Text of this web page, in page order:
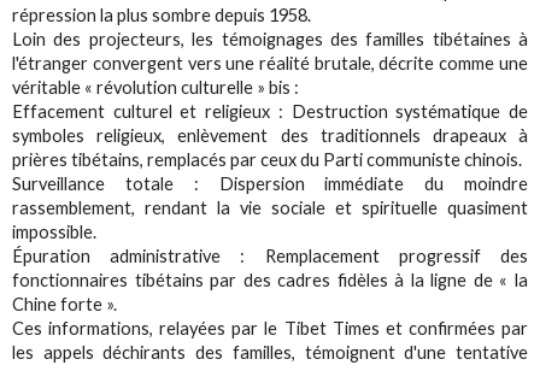
répression la plus sombre depuis 1958.
Loin des projecteurs, les témoignages des familles tibétaines à
l'étranger convergent vers une réalité brutale, décrite comme une
véritable « révolution culturelle » bis :
Effacement culturel et religieux : Destruction systématique de
symboles religieux, enlèvement des traditionnels drapeaux à
prières tibétains, remplacés par ceux du Parti communiste chinois.
Surveillance totale : Dispersion immédiate du moindre
rassemblement, rendant la vie sociale et spirituelle quasiment
impossible.
Épuration administrative : Remplacement progressif des
fonctionnaires tibétains par des cadres fidèles à la ligne de « la
Chine forte ».
Ces informations, relayées par le Tibet Times et confirmées par
les appels déchirants des familles, témoignent d'une tentative